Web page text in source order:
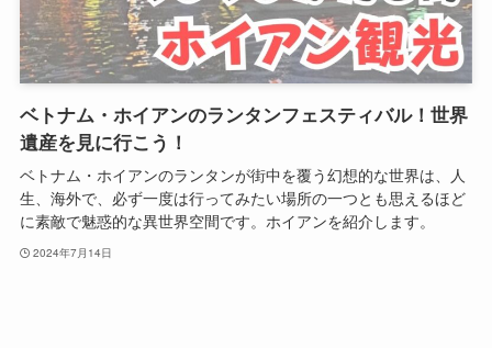
ベトナム・ホイアンのランタンフェスティバル！世界
遺産を見に行こう！
ベトナム・ホイアンのランタンが街中を覆う幻想的な世界は、人
生、海外で、必ず一度は行ってみたい場所の一つとも思えるほど
に素敵で魅惑的な異世界空間です。ホイアンを紹介します。
2024年7月14日